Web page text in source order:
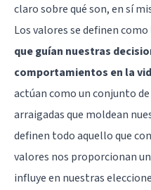
claro sobre qué son, en sí
Los valores se definen como
que guían nuestras
comportamientos en la
actúan como un conjunto
arraigadas que moldean
definen todo aquello que
valores nos proporcionan
influye en nuestras